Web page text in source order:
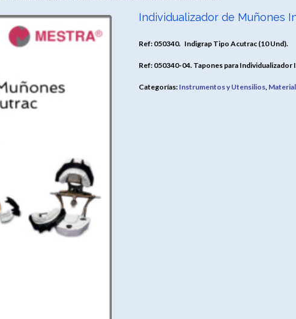
Individualizador de Muñones
Ref: 050340. Indigrap Tipo Acutrac (10 Und).
Ref: 050340-04.Tapones para Individualizador
Categorías: Instrumentos y Utensilios,